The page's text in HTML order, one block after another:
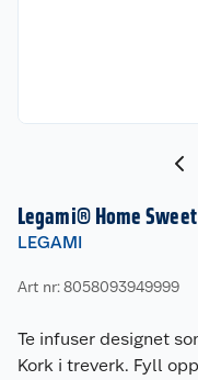
Legami® Home
LEGAMI
Art nr: 8058093949999
Te infuser designet
Kork i treverk. Fyll